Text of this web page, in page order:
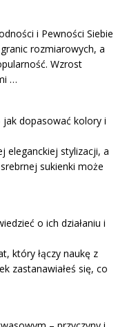
i Pewności Siebie
rozmiarowych, a
Wzrost
…
dopasować kolory i
eleganckiej stylizacji, a
sukienki może
o ich działaniu i
który łączy naukę z
zastanawiałeś się, co